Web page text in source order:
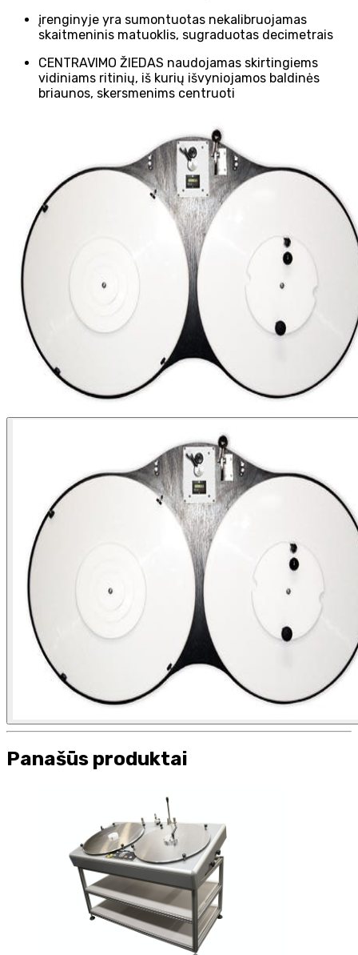
įrenginyje yra sumontuotas nekalibruojamas
skaitmeninis matuoklis, sugraduotas decimetrais
CENTRAVIMO ŽIEDAS naudojamas skirtingiems
vidiniams ritinių, iš kurių išvyniojamos baldinės
briaunos, skersmenims centruoti
Panašūs produktai